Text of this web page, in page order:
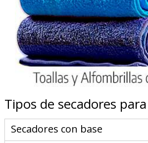
Tipos de secadores
Secadores con base